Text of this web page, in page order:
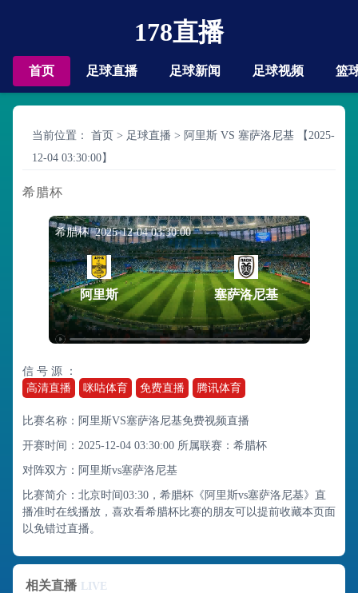
178直播
首页 足球直播 足球新闻 足球视频 篮
当前位置： 首页 > 足球直播 > 阿里斯 VS 塞萨洛尼基 【2025-
12-04 03:30:00】
希腊杯
希腊杯 2025-12-04 03:30:00
阿里斯 塞萨洛尼基
信 号 源 ：
高清直播
咪咕体育 免费直播 腾讯体育
比赛名称：阿里斯VS塞萨洛尼基免费视频直播
开赛时间：2025-12-04 03:30:00 所属联赛： 希腊杯
对阵双方：阿里斯vs塞萨洛尼基
比赛简介：北京时间03:30，希腊杯《阿里斯vs塞萨洛尼基》直
播准时在线播放，喜欢看希腊杯比赛的朋友可以提前收藏本页面
以免错过直播。
相关直播 LIVE